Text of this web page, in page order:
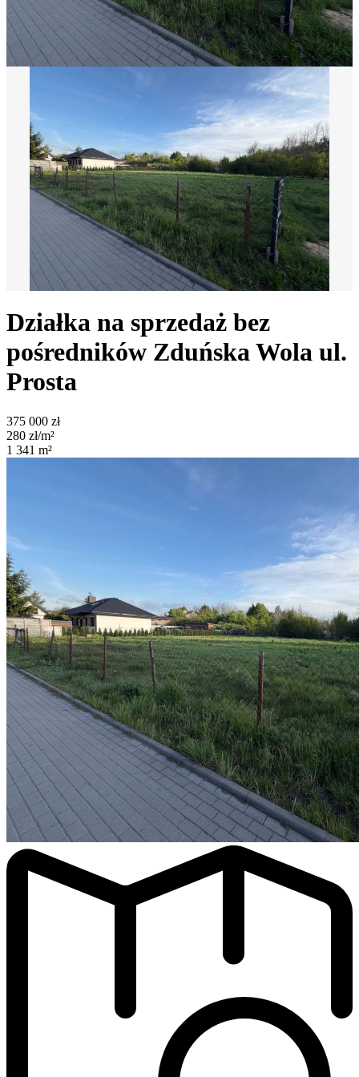
Działka na sprzedaż bez
pośredników Zduńska Wola ul.
Prosta
375 000 zł
280 zł/m²
1 341 m²